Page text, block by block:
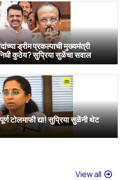
ड्रीम प्रकल्पाची मुख्यमंत्री
कुठेय? सुप्रिया सुळेंचा सवाल
टोलमाफी द्या! सुप्रिया सुळेंनी थेट
View all